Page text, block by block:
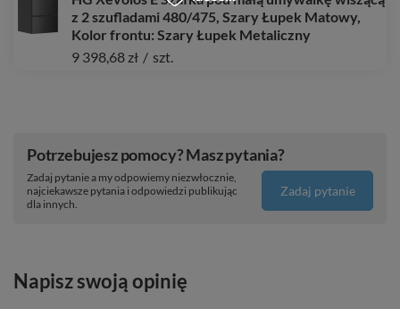
z 2 szufladami 480/475, Szary Łupek Matowy,
Kolor frontu: Szary Łupek Metaliczny
9 398,68 zł / szt.
Potrzebujesz pomocy? Masz pytania?
Zadaj pytanie a my odpowiemy niezwłocznie,
najciekawsze pytania i odpowiedzi publikując
dla innych.
Zadaj pytanie
Napisz swoją opinię